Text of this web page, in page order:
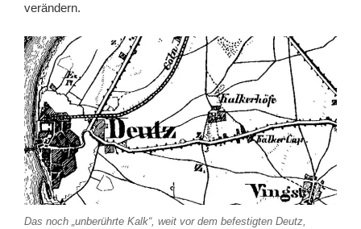
verändern.
Das noch „unberührte Kalk“, weit vor dem befestigten Deutz,